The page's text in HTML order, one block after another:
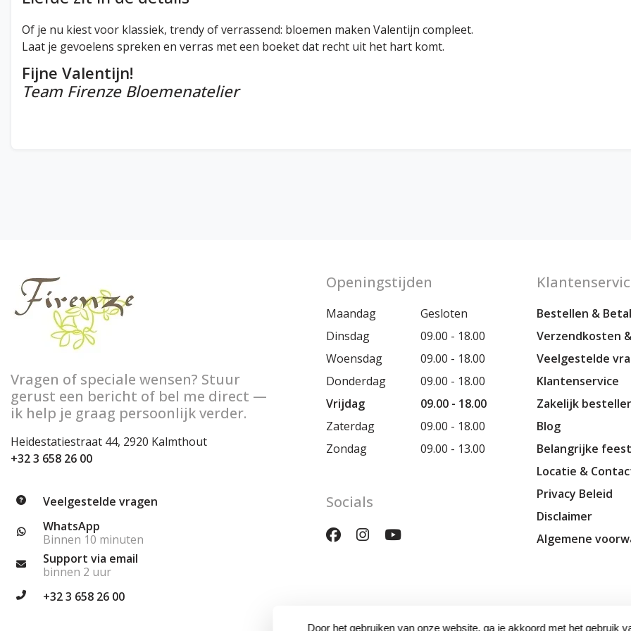
Door het gebruiken van onze website, ga je akkoord met het gebruik
Of je nu kiest voor klassiek, trendy of verrassend: bloemen maken Valentijn compleet.
Laat je gevoelens spreken en verras met een boeket dat recht uit het hart komt.
Fijne Valentijn!
Team Firenze Bloemenatelier
Vragen of speciale wensen? Stuur
gerust een bericht of bel me direct —
ik help je graag persoonlijk verder.
Heidestatiestraat 44, 2920 Kalmthout
+32 3 658 26 00
Veelgestelde vragen
WhatsApp
Binnen 10 minuten
Support via email
binnen 2 uur
+32 3 658 26 00
Openingstijden
Maandag
Gesloten
Dinsdag
09.00 - 18.00
Woensdag
09.00 - 18.00
Donderdag
09.00 - 18.00
Vrijdag
09.00 - 18.00
Zaterdag
09.00 - 18.00
Zondag
09.00 - 13.00
Socials
Bestellen &
Verzendkosten
Veelgestelde
Klantenservice
Zakelijk
Blog
Belangrijke
Locatie &
Privacy Beleid
Disclaimer
Algemene